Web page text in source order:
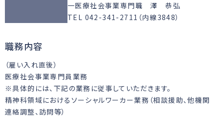
一医療社会事業専門職 澤 恭弘
TEL 042-341-2711（内線3848）
職務内容
（雇い入れ直後）
医療社会事業専門員業務
※具体的には、下記の業務に従事していただきます。
精神科領域におけるソーシャルワーカー業務（相談援助、他機関
連絡調整、訪問等）